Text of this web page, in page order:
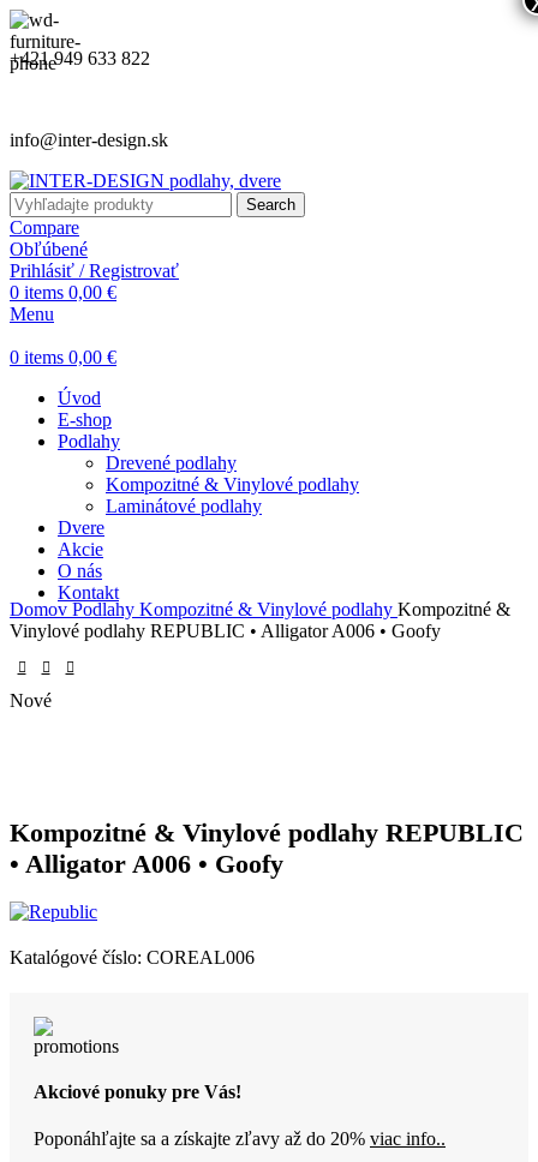
+421 949 633 822
info@inter-design.sk
Search
Compare
Obľúbené
Prihlásiť / Registrovať
0 items 0,00 €
Menu
0 items 0,00 €
Úvod
E-shop
Podlahy
Drevené podlahy
Kompozitné & Vinylové podlahy
Laminátové podlahy
Dvere
Akcie
O nás
Kontakt
Domov Podlahy Kompozitné & Vinylové podlahy Kompozitné &
Vinylové podlahy REPUBLIC • Alligator A006 • Goofy
Nové
Kompozitné & Vinylové podlahy REPUBLIC
• Alligator A006 • Goofy
Katalógové číslo: COREAL006
Akciové ponuky pre Vás!
Poponáhľajte sa a získajte zľavy až do 20% viac info..